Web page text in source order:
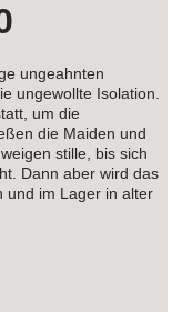
ungeahnten
ungewollte Isolation.
um die
die Maiden und
stille, bis sich
Dann aber wird das
und im Lager in alter